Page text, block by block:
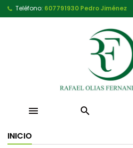
Teléfono: 607791930 Pedro Jiménez
 
INICIO